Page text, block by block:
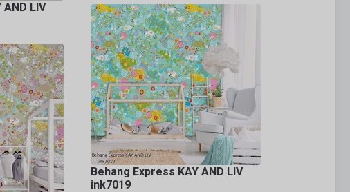
LIV
Behang Express KAY AND LIV
ink7019